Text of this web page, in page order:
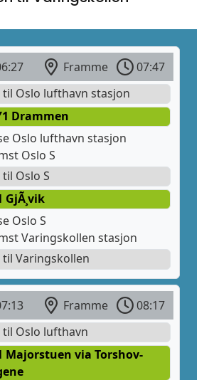
Framme
07:47
til Oslo lufthavn stasjon
Drammen
Oslo lufthavn stasjon
Oslo S
til Oslo S
GjÃ¸vik
Oslo S
Varingskollen stasjon
til Varingskollen
Framme
08:17
til Oslo lufthavn
Majorstuen via Torshov-